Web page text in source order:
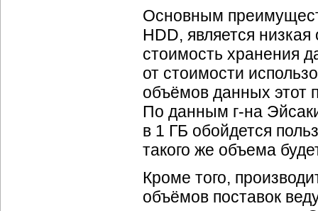
Основным
HDD, является
стоимость хранения
от стоимости
объёмов данных этот
По данным г-на
в 1 ГБ обойдется
такого же объема
Кроме того,
объёмов поставок